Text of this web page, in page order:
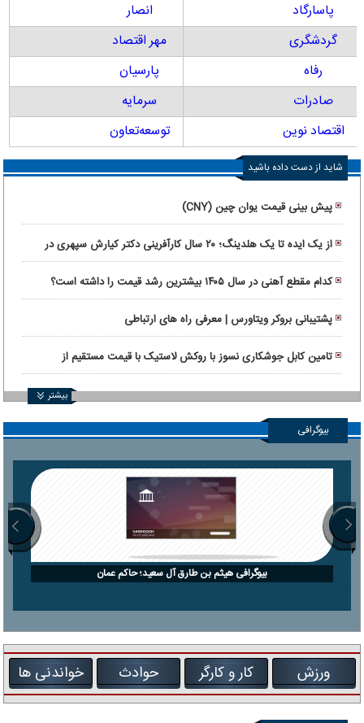
پاسارگاد
انصار
گردشگری
مهر اقتصاد
رفاه
پارسیان
صادرات
سرمایه
اقتصاد نوین
توسعه‌تعاون
شاید از دست داده باشید
پیش بینی قیمت یوان چین (CNY)
از یک ایده تا یک هلدینگ؛ ۲۰ سال کارآفرینی دکتر کیارش سپهری در
ماورانت
کدام مقطع آهنی در سال ۱۴۰۵ بیشترین رشد قیمت را داشته است؟
پشتیبانی بروکر ویتاورس | معرفی راه های ارتباطی
تامین کابل جوشکاری نسوز با روکش لاستیک با قیمت مستقیم از
کارخانه
بیشتر
بیوگرافی
بیوگرافی هیثم بن طارق آل سعید؛ حاکم عمان
ورزش کار و کارگر حوادث خواندنی ها